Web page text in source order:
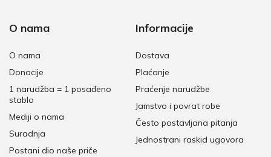
O nama
O nama
Donacije
1 narudžba = 1 posađeno
stablo
Mediji o nama
Suradnja
Postani dio naše priče
Informacije
Dostava
Plaćanje
Praćenje narudžbe
Jamstvo i povrat robe
Često postavljana pitanja
Jednostrani raskid ugovora